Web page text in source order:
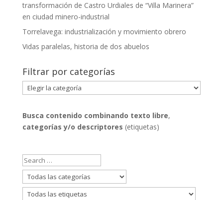
transformación de Castro Urdiales de “Villa Marinera”
en ciudad minero-industrial
Torrelavega: industrialización y movimiento obrero
Vidas paralelas, historia de dos abuelos
Filtrar por categorías
Filtrar
por
Busca contenido combinando texto libre,
categorías y/o descriptores (etiquetas)